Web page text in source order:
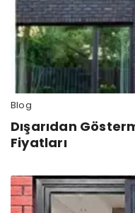
Blog
Dışarıdan
Fiyatları